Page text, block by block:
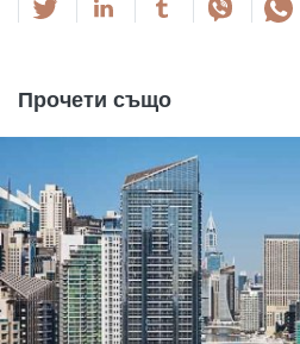
Прочети също